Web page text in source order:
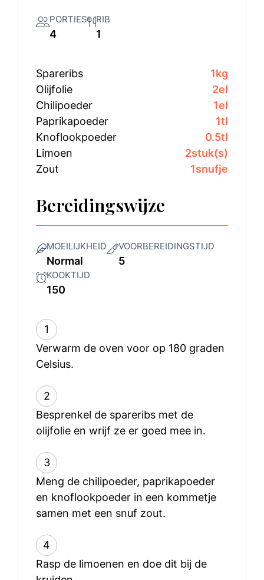
PORTIES
4
RIB
1
Spareribs 1kg
Olijfolie
2el
Chilipoeder
1el
Paprikapoeder
1tl
Knoflookpoeder
0.5tl
Limoen
2stuk(s)
Zout
1snufje
Bereidingswijze
MOEILIJKHEID
Normal
VOORBEREIDINGSTIJD
5
KOOKTIJD
150
1
Verwarm de oven voor op 180 graden
Celsius.
2
Besprenkel de spareribs met de
olijfolie en wrijf ze er goed mee in.
3
Meng de chilipoeder, paprikapoeder
en knoflookpoeder in een kommetje
samen met een snuf zout.
4
Rasp de limoenen en doe dit bij de